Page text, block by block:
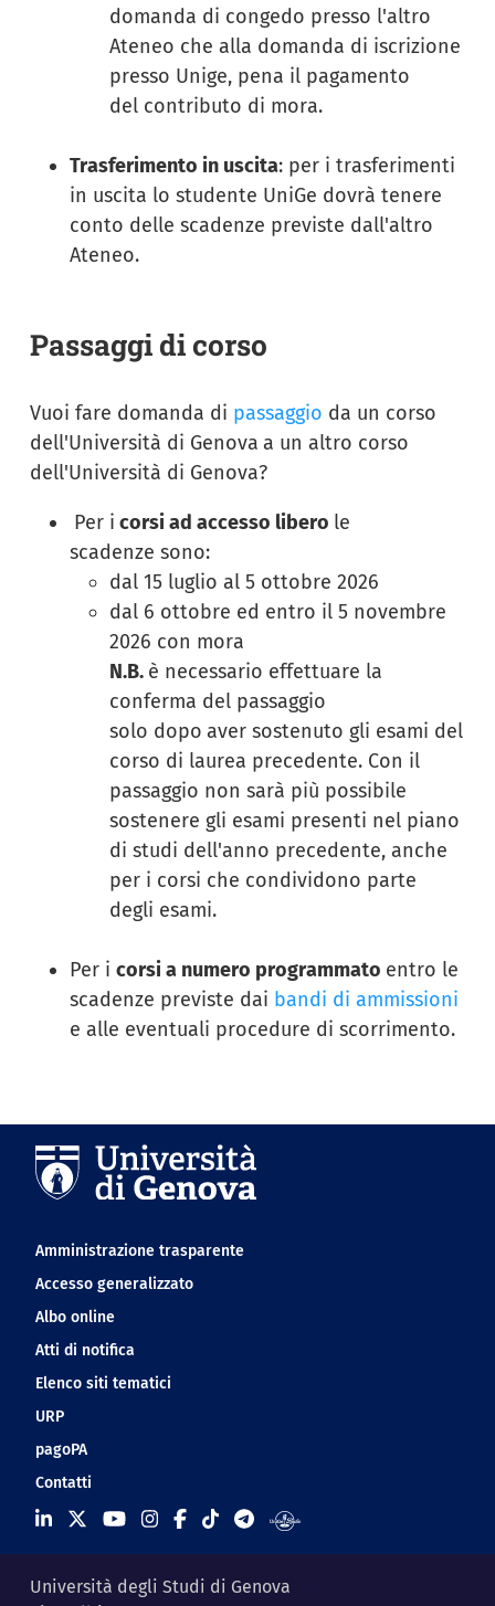
domanda di congedo presso l'altro
Ateneo che alla domanda di iscrizione
presso Unige, pena il pagamento
del contributo di mora.
Trasferimento in uscita: per i trasferimenti
in uscita lo studente UniGe dovrà tenere
conto delle scadenze previste dall'altro
Ateneo.
Passaggi di corso
Vuoi fare domanda di passaggio da un corso
dell'Università di Genova a un altro corso
dell'Università di Genova?
Per i corsi ad accesso libero le
scadenze sono:
dal 15 luglio al 5 ottobre 2026
dal 6 ottobre ed entro il 5 novembre
2026 con mora
N.B. è necessario effettuare la
conferma del passaggio
solo dopo aver sostenuto gli esami del
corso di laurea precedente. Con il
passaggio non sarà più possibile
sostenere gli esami presenti nel piano
di studi dell'anno precedente, anche
per i corsi che condividono parte
degli esami.
Per i corsi a numero programmato entro le
scadenze previste dai bandi di ammissioni
e alle eventuali procedure di scorrimento.
Navigation footer
Amministrazione trasparente
Accesso generalizzato
Albo online
Atti di notifica
Elenco siti tematici
URP
pagoPA
Contatti
Università degli Studi di Genova